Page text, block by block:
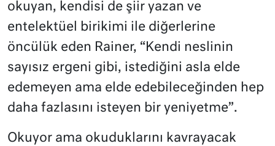
okuyan, kendisi de şiir yazan ve
entelektüel birikimi ile diğerlerine
öncülük eden Rainer, “Kendi neslinin
sayısız ergeni gibi, istediğini asla elde
edemeyen ama elde edebileceğinden hep
daha fazlasını isteyen bir yeniyetme”.
Okuyor ama okuduklarını kavrayacak